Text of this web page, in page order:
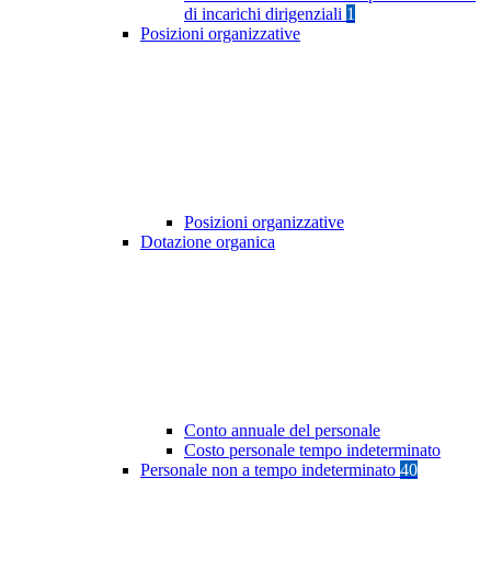
di incarichi dirigenziali 1
Posizioni organizzative
Posizioni organizzative
Dotazione organica
Conto annuale del personale
Costo personale tempo indeterminato
Personale non a tempo indeterminato 40